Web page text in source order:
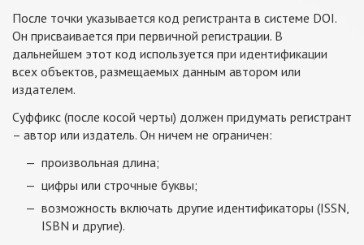
После точки указывается код регистранта в системе DOI.
Он присваивается при первичной регистрации. В
дальнейшем этот код используется при идентификации
всех объектов, размещаемых данным автором или
издателем.
Суффикс (после косой черты) должен придумать регистрант
– автор или издатель. Он ничем не ограничен:
произвольная длина;
цифры или строчные буквы;
возможность включать другие идентификаторы (ISSN,
ISBN и другие).